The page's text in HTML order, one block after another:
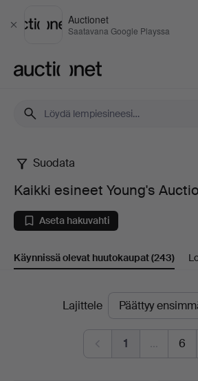
Sulje
Auctionet
Saatavana Google Playssa
Kaikki
esineet
Young's
Auctions
Suodata
Kaikki esineet Young's
Aseta hakuvahti
Käynnissä olevat huutokaupat(243)
Käynnissä
huutokaupat
Lajittele
1 … 6